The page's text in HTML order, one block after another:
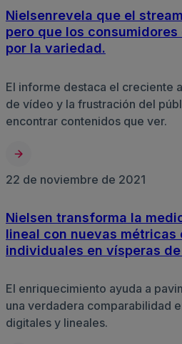
Nielsenrevela que el
pero que los
por la variedad.
El informe destaca el creciente
de vídeo y la frustración del
encontrar contenidos que ver.
22 de noviembre de 2021
Nielsen transforma la
lineal con nuevas métricas
individuales en vísperas de
El enriquecimiento ayuda a
una verdadera comparabilidad
digitales y lineales.